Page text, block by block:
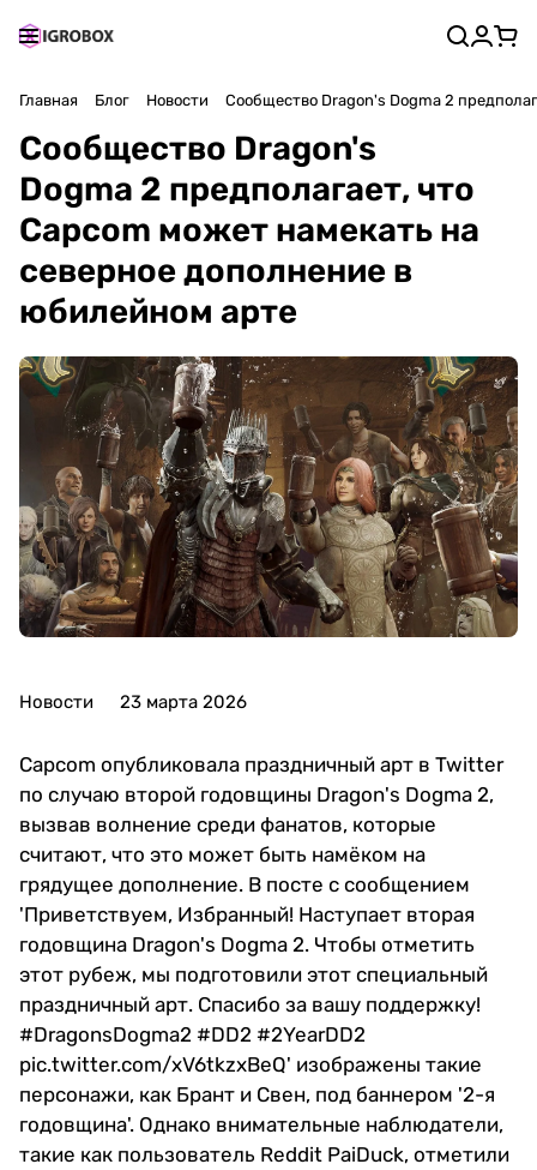
Главная Блог Новости Сообщество Dragon's Dogma 2
Сообщество Dragon's
Dogma 2 предполагает, что
Capcom может намекать на
северное дополнение в
юбилейном арте
Новости 23 марта 2026
Capcom опубликовала праздничный арт в Twitter
по случаю второй годовщины Dragon's Dogma 2,
вызвав волнение среди фанатов, которые
считают, что это может быть намёком на
грядущее дополнение. В посте с сообщением
'Приветствуем, Избранный! Наступает вторая
годовщина Dragon's Dogma 2. Чтобы отметить
этот рубеж, мы подготовили этот специальный
праздничный арт. Спасибо за вашу поддержку!
#DragonsDogma2 #DD2 #2YearDD2
pic.twitter.com/xV6tkzxBeQ' изображены такие
персонажи, как Брант и Свен, под баннером '2-я
годовщина'. Однако внимательные наблюдатели,
такие как пользователь Reddit PaiDuck, отметили